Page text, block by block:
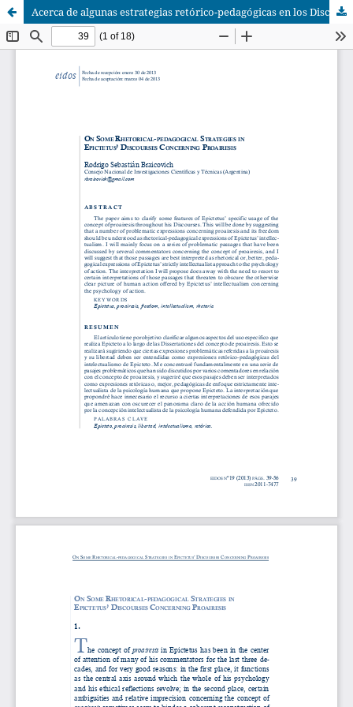
Acerca de algunas estrategias retórico-pedagógicas en los Discursos de Epicteto relativas a la proairesis [Inglés]